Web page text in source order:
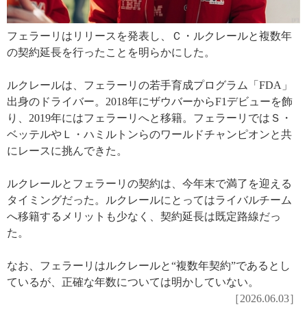
フェラーリはリリースを発表し、Ｃ・ルクレールと複数年
の契約延長を行ったことを明らかにした。
ルクレールは、フェラーリの若手育成プログラム「FDA」
出身のドライバー。2018年にザウバーからF1デビューを飾
り、2019年にはフェラーリへと移籍。フェラーリではＳ・
ベッテルやＬ・ハミルトンらのワールドチャンピオンと共
にレースに挑んできた。
ルクレールとフェラーリの契約は、今年末で満了を迎える
タイミングだった。ルクレールにとってはライバルチーム
へ移籍するメリットも少なく、契約延長は既定路線だっ
た。
なお、フェラーリはルクレールと“複数年契約”であるとし
ているが、正確な年数については明かしていない。
［2026.06.03］